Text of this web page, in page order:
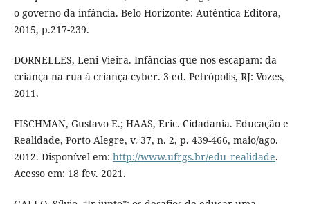
o governo da infância. Belo Horizonte: Autêntica Editora,
2015, p.217-239.
DORNELLES, Leni Vieira. Infâncias que nos escapam: da
criança na rua à criança cyber. 3 ed. Petrópolis, RJ: Vozes,
2011.
FISCHMAN, Gustavo E.; HAAS, Eric. Cidadania. Educação e
Realidade, Porto Alegre, v. 37, n. 2, p. 439-466, maio/ago.
2012. Disponível em: http://www.ufrgs.br/edu_realidade.
Acesso em: 18 fev. 2021.